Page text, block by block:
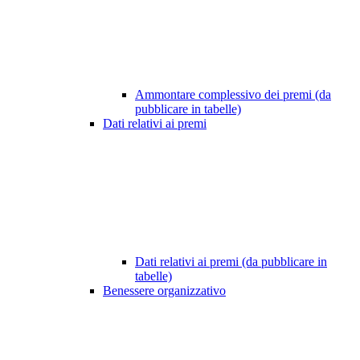
Ammontare complessivo dei premi (da
pubblicare in tabelle)
Dati relativi ai premi
Dati relativi ai premi (da pubblicare in
tabelle)
Benessere organizzativo